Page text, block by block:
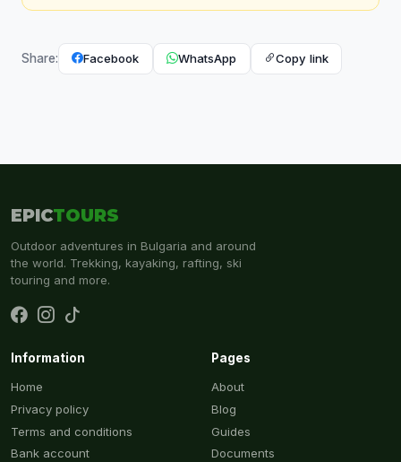
Share: Facebook WhatsApp Copy link
EPICTOURS
Outdoor adventures in Bulgaria and around
the world. Trekking, kayaking, rafting, ski
touring and more.
Information
Home
Privacy policy
Terms and conditions
Bank account
Pages
About
Blog
Guides
Documents